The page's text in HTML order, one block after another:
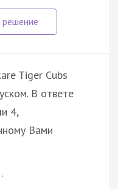
Tiger Cubs
В ответе
4,
Вами